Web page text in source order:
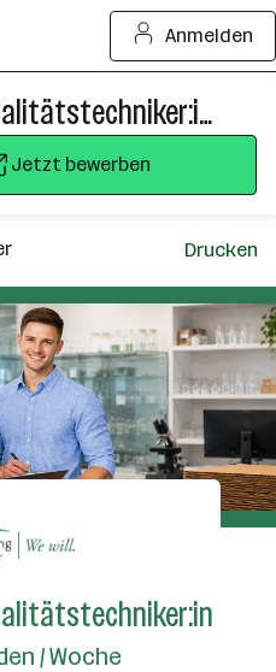
Anmelden
Quality Specialist / Qualitätstechniker:in m/w/d
Jetzt bewerben
Drucken
/ Woche